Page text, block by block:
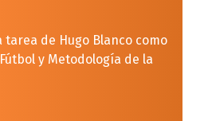
tarea de Hugo Blanco como
y Metodología de la